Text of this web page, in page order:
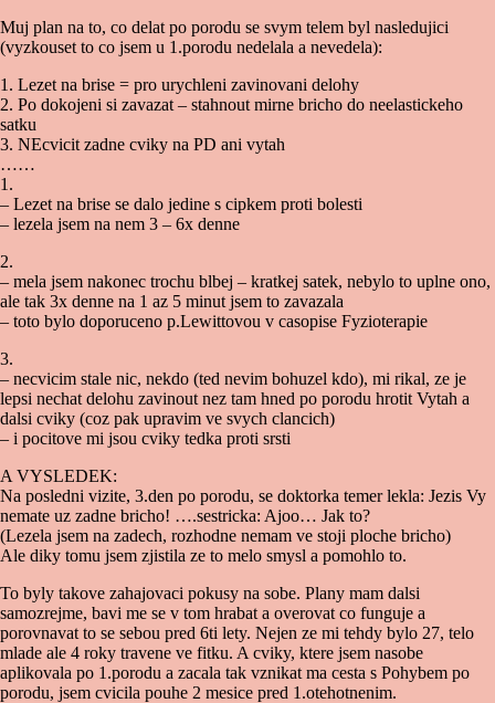
Muj plan na to, co delat po porodu se svym telem byl nasledujici
(vyzkouset to co jsem u 1.porodu nedelala a nevedela):
1. Lezet na brise = pro urychleni zavinovani delohy
2. Po dokojeni si zavazat – stahnout mirne bricho do neelastickeho
satku
3. NEcvicit zadne cviky na PD ani vytah
……
1.
– Lezet na brise se dalo jedine s cipkem proti bolesti
– lezela jsem na nem 3 – 6x denne
2.
– mela jsem nakonec trochu blbej – kratkej satek, nebylo to uplne ono,
ale tak 3x denne na 1 az 5 minut jsem to zavazala
– toto bylo doporuceno p.Lewittovou v casopise Fyzioterapie
3.
– necvicim stale nic, nekdo (ted nevim bohuzel kdo), mi rikal, ze je
lepsi nechat delohu zavinout nez tam hned po porodu hrotit Vytah a
dalsi cviky (coz pak upravim ve svych clancich)
– i pocitove mi jsou cviky tedka proti srsti
A VYSLEDEK:
Na posledni vizite, 3.den po porodu, se doktorka temer lekla: Jezis Vy
nemate uz zadne bricho! ….sestricka: Ajoo… Jak to?
(Lezela jsem na zadech, rozhodne nemam ve stoji ploche bricho)
Ale diky tomu jsem zjistila ze to melo smysl a pomohlo to.
To byly takove zahajovaci pokusy na sobe. Plany mam dalsi
samozrejme, bavi me se v tom hrabat a overovat co funguje a
porovnavat to se sebou pred 6ti lety. Nejen ze mi tehdy bylo 27, telo
mlade ale 4 roky travene ve fitku. A cviky, ktere jsem nasobe
aplikovala po 1.porodu a zacala tak vznikat ma cesta s Pohybem po
porodu, jsem cvicila pouhe 2 mesice pred 1.otehotnenim.